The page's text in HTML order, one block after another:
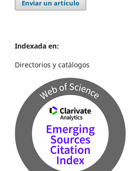
Enviar un artículo
Indexada en:
Directorios y catálogos